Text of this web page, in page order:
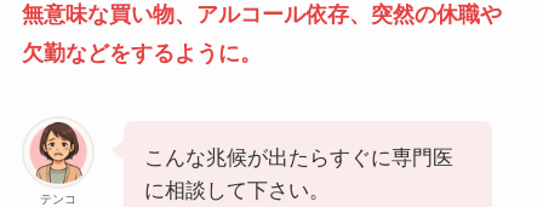
無意味な買い物、アルコール依存、突然の休職や
欠勤などをするように。
テンコ
こんな兆候が出たらすぐに専門医
に相談して下さい。